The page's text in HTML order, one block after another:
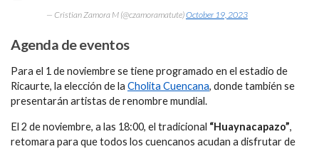
— Cristian Zamora M (@czamoramatute)October 19, 2023
Agenda de eventos
Para el 1 de noviembre se tiene programado en el estadio de
Ricaurte, la elección de la Cholita Cuencana, donde también se
presentarán artistas de renombre mundial.
El 2 de noviembre, a las 18:00, el tradicional “Huaynacapazo”,
retomara para que todos los cuencanos acudan a disfrutar de